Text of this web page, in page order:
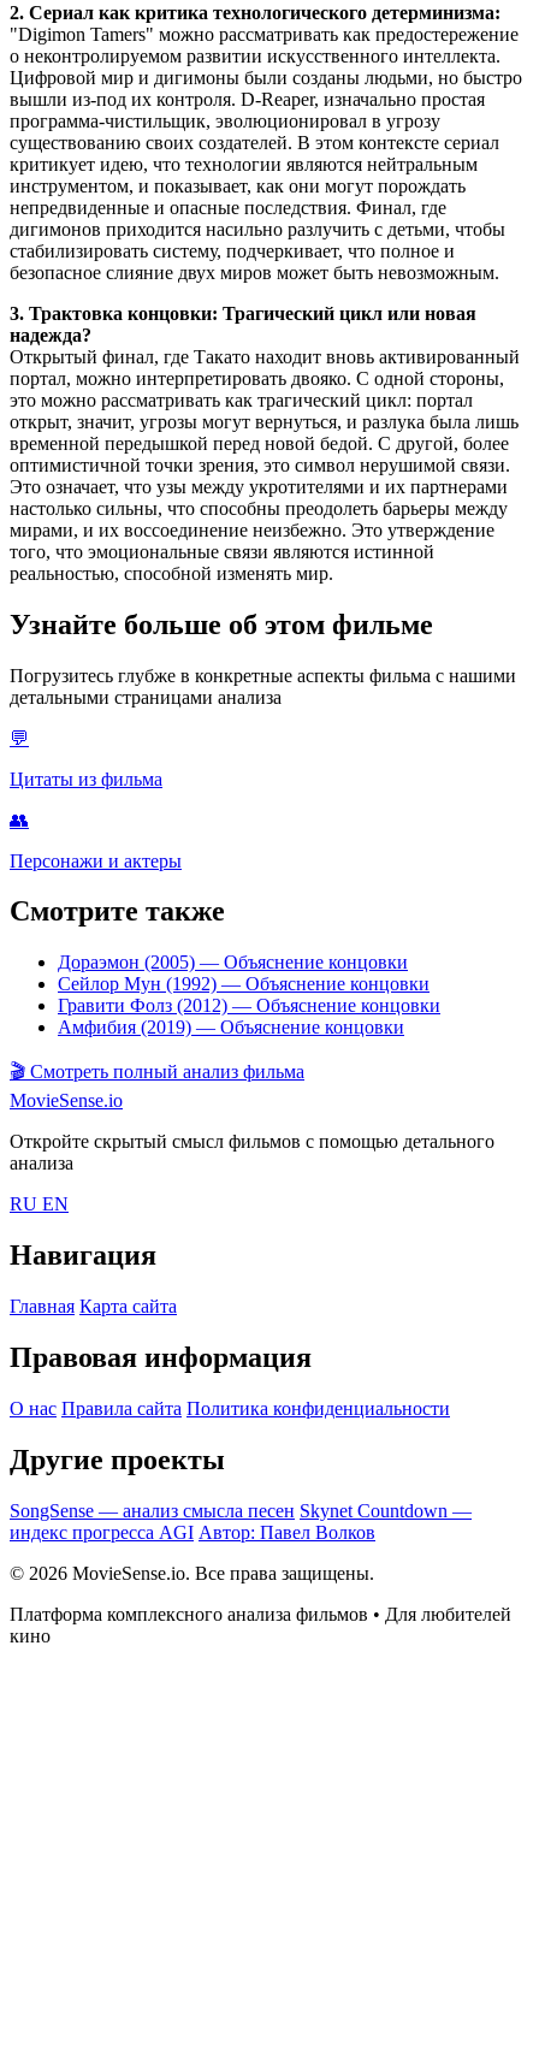
2. Сериал как критика технологического детерминизма:
"Digimon Tamers" можно рассматривать как предостережение
о неконтролируемом развитии искусственного интеллекта.
Цифровой мир и дигимоны были созданы людьми, но быстро
вышли из-под их контроля. D-Reaper, изначально простая
программа-чистильщик, эволюционировал в угрозу
существованию своих создателей. В этом контексте сериал
критикует идею, что технологии являются нейтральным
инструментом, и показывает, как они могут порождать
непредвиденные и опасные последствия. Финал, где
дигимонов приходится насильно разлучить с детьми, чтобы
стабилизировать систему, подчеркивает, что полное и
безопасное слияние двух миров может быть невозможным.
3. Трактовка концовки: Трагический цикл или новая
надежда?
Открытый финал, где Такато находит вновь активированный
портал, можно интерпретировать двояко. С одной стороны,
это можно рассматривать как трагический цикл: портал
открыт, значит, угрозы могут вернуться, и разлука была лишь
временной передышкой перед новой бедой. С другой, более
оптимистичной точки зрения, это символ нерушимой связи.
Это означает, что узы между укротителями и их партнерами
настолько сильны, что способны преодолеть барьеры между
мирами, и их воссоединение неизбежно. Это утверждение
того, что эмоциональные связи являются истинной
реальностью, способной изменять мир.
Узнайте больше об этом фильме
Погрузитесь глубже в конкретные аспекты фильма с нашими
детальными страницами анализа
💬
Цитаты из фильма
👥
Персонажи и актеры
Смотрите также
Дораэмон (2005) — Объяснение концовки
Сейлор Мун (1992) — Объяснение концовки
Гравити Фолз (2012) — Объяснение концовки
Амфибия (2019) — Объяснение концовки
🎬 Смотреть полный анализ фильма
MovieSense.io
Откройте скрытый смысл фильмов с помощью детального
анализа
RU EN
Навигация
Главная Карта сайта
Правовая информация
О нас Правила сайта Политика конфиденциальности
Другие проекты
SongSense — анализ смысла песен Skynet Countdown —
индекс прогресса AGI Автор: Павел Волков
© 2026 MovieSense.io. Все права защищены.
Платформа комплексного анализа фильмов • Для любителей
кино